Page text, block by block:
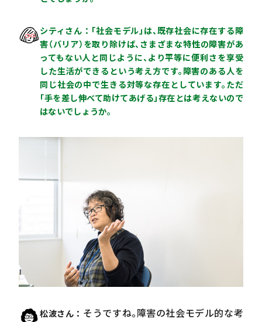
シティさん
「社会モデル」は、既存社会に存在する障
害（バリア）を取り除けば、さまざまな特性の障害があ
ってもない人と同じように、より平等に便利さを享受
した生活ができるという考え方です。障害のある人を
同じ社会の中で生きる対等な存在としています。ただ
「手を差し伸べて助けてあげる」存在とは考えないので
はないでしょうか。
松波さん
そうですね。障害の社会モデル的な考